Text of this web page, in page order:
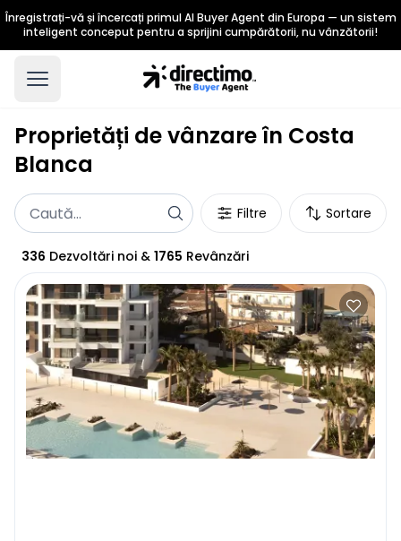
Înregistrați-vă și încercați primul AI Buyer Agent din Europa — un sistem
inteligent conceput pentru a sprijini cumpărătorii, nu vânzătorii!
Proprietăți de vânzare în Costa
Blanca
Filtre Sortare
336 Dezvoltări noi & 1765 Revânzări